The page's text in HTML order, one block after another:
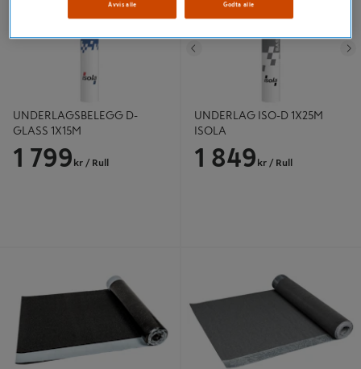
UNDERLAGSBELEGG D-
GLASS 1X15M
1 799 kr / Rull
Tidligere
UNDERLAG ISO-D 1X25M
ISOLA
1 849 kr / Rull
Avvis alle Godta alle